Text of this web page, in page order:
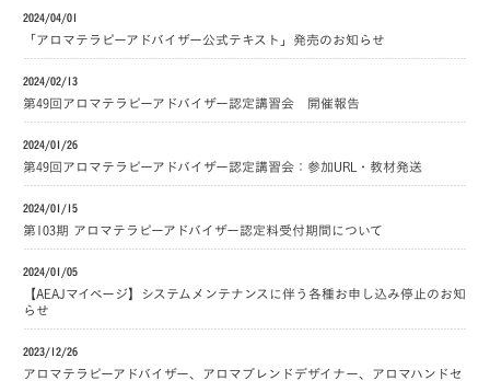
2024/04/01
「アロマテラピーアドバイザー公式テキスト」発売のお知らせ
2024/02/13
第49回アロマテラピーアドバイザー認定講習会 開催報告
2024/01/26
第49回アロマテラピーアドバイザー認定講習会：参加URL・教材発送
2024/01/15
第103期 アロマテラピーアドバイザー認定料受付期間について
2024/01/05
【AEAJマイページ】システムメンテナンスに伴う各種お申し込み停止のお知
らせ
2023/12/26
アロマテラピーアドバイザー、アロマブレンドデザイナー、アロマハンドセ